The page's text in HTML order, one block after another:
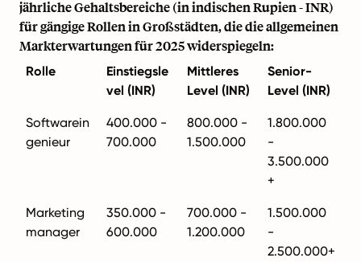
jährliche Gehaltsbereiche (in indischen Rupien - INR)
für gängige Rollen in Großstädten, die die allgemeinen
Markterwartungen für 2025 widerspiegeln:
Rolle
Einstiegsle
vel (INR)
Mittleres
Level (INR)
Senior-
Level (INR)
Softwarein
genieur
400.000 -
700.000
800.000 -
1.500.000
1.800.000
-
3.500.000
+
Marketing
manager
350.000 -
600.000
700.000 -
1.200.000
1.500.000
-
2.500.000+